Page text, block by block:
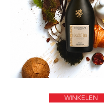
WINKELEN